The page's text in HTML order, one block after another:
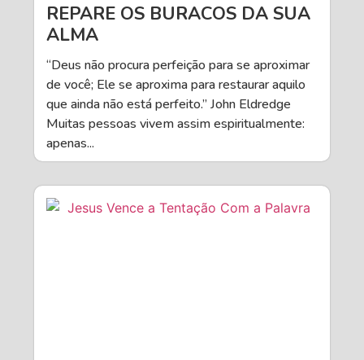
REPARE OS BURACOS DA SUA
ALMA
“Deus não procura perfeição para se aproximar
de você; Ele se aproxima para restaurar aquilo
que ainda não está perfeito.” John Eldredge
Muitas pessoas vivem assim espiritualmente:
apenas...